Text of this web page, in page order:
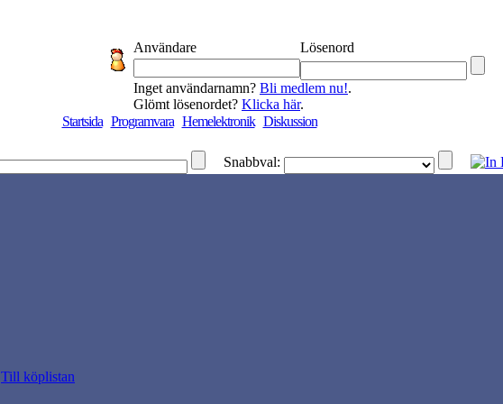
Användare
Lösenord
Inget användarnamn? Bli medlem nu!.
Glömt lösenordet? Klicka här.
Startsida Programvara Hemelektronik Diskussion
Snabbval:
Till köplistan